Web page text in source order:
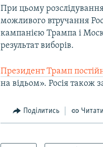
При цьому
можливого втручання
кампанією Трампа і
результат виборів.
Президент Трамп
на відьом». Росія також
Поділитись